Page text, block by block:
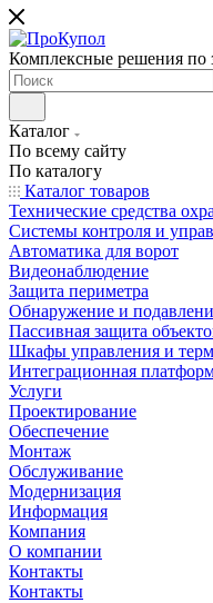
Комплексные решения по
Каталог
По всему сайту
По каталогу
Каталог товаров
Технические средства
Системы контроля и
Автоматика для ворот
Видеонаблюдение
Защита периметра
Обнаружение и
Пассивная защита
Шкафы управления и
Интеграционная
Услуги
Проектирование
Обеспечение
Монтаж
Обслуживание
Модернизация
Информация
Компания
О компании
Контакты
Контакты